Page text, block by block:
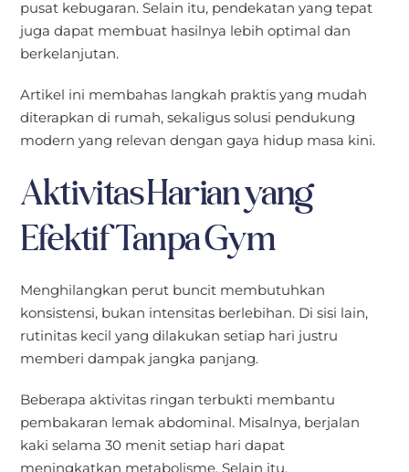
pusat kebugaran. Selain itu, pendekatan yang tepat
juga dapat membuat hasilnya lebih optimal dan
berkelanjutan.
Artikel ini membahas langkah praktis yang mudah
diterapkan di rumah, sekaligus solusi pendukung
modern yang relevan dengan gaya hidup masa kini.
Aktivitas Harian yang
Efektif Tanpa Gym
Menghilangkan perut buncit membutuhkan
konsistensi, bukan intensitas berlebihan. Di sisi lain,
rutinitas kecil yang dilakukan setiap hari justru
memberi dampak jangka panjang.
Beberapa aktivitas ringan terbukti membantu
pembakaran lemak abdominal. Misalnya, berjalan
kaki selama 30 menit setiap hari dapat
meningkatkan metabolisme. Selain itu,